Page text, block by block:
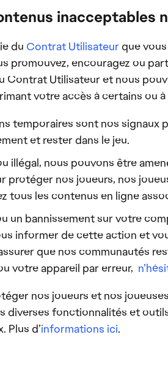
inacceptables
du Contrat Utilisateur que
promouvez, encouragez ou
Contrat Utilisateur et nous
votre accès à certains ou
temporaires sont nos signaux
et rester dans le jeu.
illégal, nous pouvons être
protéger nos joueurs, nos
tous les contenus en ligne
un bannissement sur votre
informer de cette action et
que nos communautés
votre appareil par erreur,
nos joueurs et nos
diverses fonctionnalités et
Plus d’informations ici.